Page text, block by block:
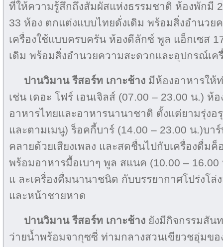
ที่ให้ความรู้สึกถึงสัมผัสแห่งธรรมชาติ ห้องพักมี
33 ห้อง ตกแต่งแบบไทยดั่งเดิม พร้อมสิ่งอำนว
เครื่องใช้แบบครบครัน ห้องดีลักซ์ พูล แอ็กเซส
เดิม พร้อมสิ่งอำนวยความสะดวกและอุปกรณ์เค
ปานวิมาน รีสอร์ท เกาะช้าง มีห้องอาหารให้
เช่น เดอะ โฟร์ เอนเจิลส์ (07.00 – 23.00 น.) ห้
อาหารไทยและอาหารนานาชาติ ตั้งแต่ยามรุ่ง
และตามเมนู) ร็อคกี้บาร์ (14.00 – 23.00 น.)บา
คลายด้วยเสียงเพลง และสดชื่นไปกับเครื่องดื่ม
พร้อมอาหารมื้อเบาๆ พูล สแนค (10.00 – 16.00
แ ละเครื่องดื่มนานาชนิด กับบรรยากาศโปร่งโล่
และหน้าชายหาด
ปานวิมาน รีสอร์ท เกาะช้าง ยังมีกิจกรรมสัน
ว่ายน้ำพร้อมจากุซซี่ ท่ามกลางสวนเขียวชอุ่มขอ